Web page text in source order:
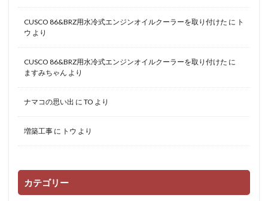
CUSCO 86&BRZ用水冷式エンジンオイルクーラーを取り付けた に ト
ウ より
CUSCO 86&BRZ用水冷式エンジンオイルクーラーを取り付けた に
ますみちゃん より
ナマコの思い出 に TO より
増築工事 に トウ より
カテゴリー